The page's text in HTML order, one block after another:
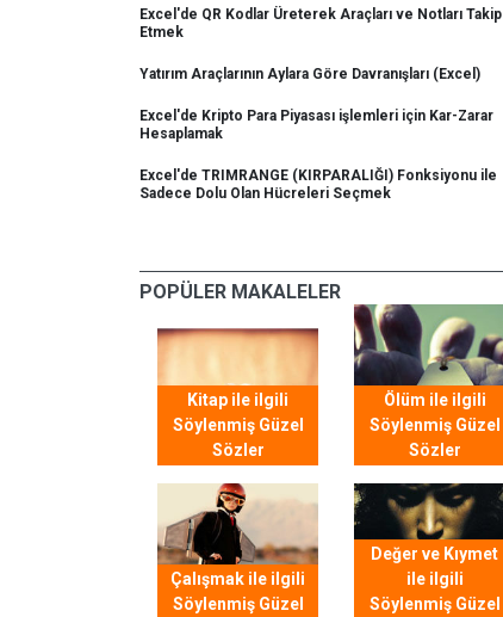
Excel'de QR Kodlar Üreterek Araçları ve Notları Takip
Etmek
Yatırım Araçlarının Aylara Göre Davranışları (Excel)
Excel'de Kripto Para Piyasası işlemleri için Kar-Zarar
Hesaplamak
Excel'de TRIMRANGE (KIRPARALIĞI) Fonksiyonu ile
Sadece Dolu Olan Hücreleri Seçmek
POPÜLER MAKALELER
Kitap ile ilgili
Söylenmiş Güzel
Sözler
Ölüm ile ilgili
Söylenmiş Güzel
Sözler
Çalışmak ile ilgili
Söylenmiş Güzel
Değer ve Kıymet
ile ilgili
Söylenmiş Güzel